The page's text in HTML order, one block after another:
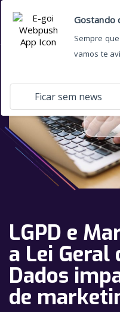
LGPD e
a Lei Geral
Dados
de